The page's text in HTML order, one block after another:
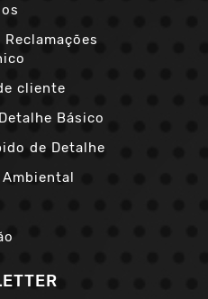
cliente
Básico
de Detalhe